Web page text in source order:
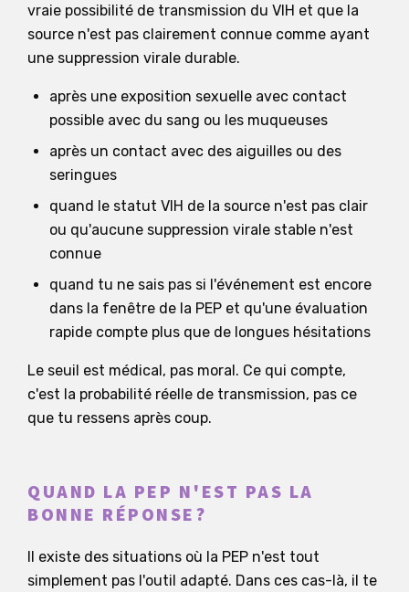
vraie possibilité de transmission du VIH et que la
source n'est pas clairement connue comme ayant
une suppression virale durable.
après une exposition sexuelle avec contact
possible avec du sang ou les muqueuses
après un contact avec des aiguilles ou des
seringues
quand le statut VIH de la source n'est pas clair
ou qu'aucune suppression virale stable n'est
connue
quand tu ne sais pas si l'événement est encore
dans la fenêtre de la PEP et qu'une évaluation
rapide compte plus que de longues hésitations
Le seuil est médical, pas moral. Ce qui compte,
c'est la probabilité réelle de transmission, pas ce
que tu ressens après coup.
QUAND LA PEP N'EST PAS LA
BONNE RÉPONSE?
Il existe des situations où la PEP n'est tout
simplement pas l'outil adapté. Dans ces cas-là, il te